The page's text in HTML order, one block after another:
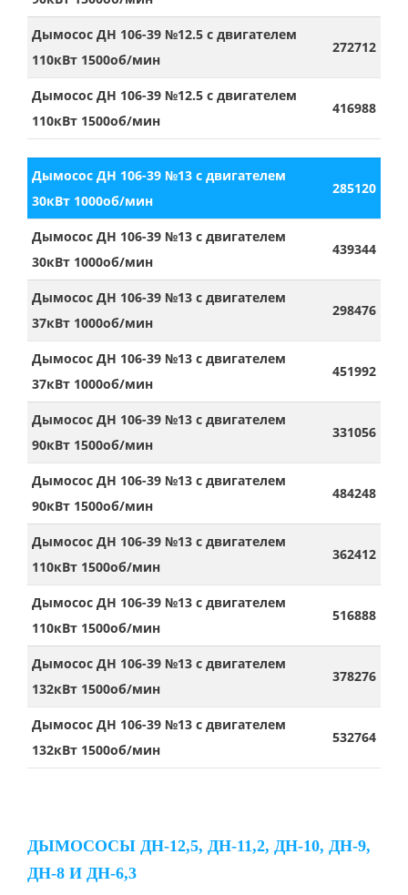
Дымосос ДН 106-39 №12.5 с двигателем
110кВт 1500об/мин
272712
Дымосос ДН 106-39 №12.5 с двигателем
110кВт 1500об/мин
416988
Дымосос ДН 106-39 №13 с двигателем
30кВт 1000об/мин
285120
Дымосос ДН 106-39 №13 с двигателем
30кВт 1000об/мин
439344
Дымосос ДН 106-39 №13 с двигателем
37кВт 1000об/мин
298476
Дымосос ДН 106-39 №13 с двигателем
37кВт 1000об/мин
451992
Дымосос ДН 106-39 №13 с двигателем
90кВт 1500об/мин
331056
Дымосос ДН 106-39 №13 с двигателем
90кВт 1500об/мин
484248
Дымосос ДН 106-39 №13 с двигателем
110кВт 1500об/мин
362412
Дымосос ДН 106-39 №13 с двигателем
110кВт 1500об/мин
516888
Дымосос ДН 106-39 №13 с двигателем
132кВт 1500об/мин
378276
Дымосос ДН 106-39 №13 с двигателем
132кВт 1500об/мин
532764
ДЫМОСОСЫ ДН-12,5, ДН-11,2, ДН-10, ДН-9,
ДН-8 И ДН-6,3